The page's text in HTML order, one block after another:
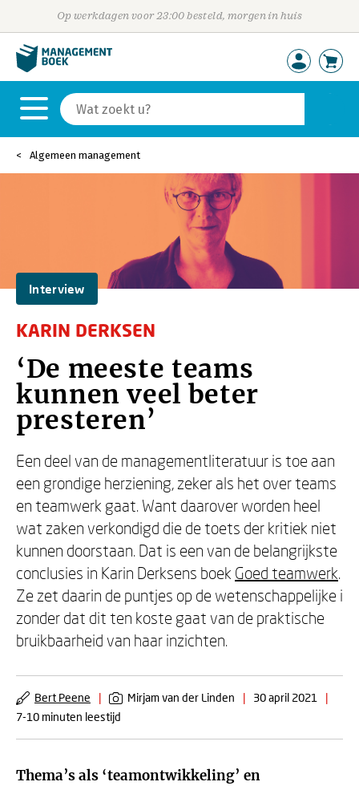
Op werkdagen voor 23:00 besteld, morgen in huis
Algemeen management
Interview
KARIN DERKSEN
‘De meeste teams
kunnen veel beter
presteren’
Een deel van de managementliteratuur is toe aan
een grondige herziening, zeker als het over teams
en teamwerk gaat. Want daarover worden heel
wat zaken verkondigd die de toets der kritiek niet
kunnen doorstaan. Dat is een van de belangrijkste
conclusies in Karin Derksens boek Goed teamwerk.
Ze zet daarin de puntjes op de wetenschappelijke i
zonder dat dit ten koste gaat van de praktische
bruikbaarheid van haar inzichten.
Bert Peene | Mirjam van der Linden | 30 april 2021
|
7-10 minuten leestijd
Thema’s als ‘teamontwikkeling’ en